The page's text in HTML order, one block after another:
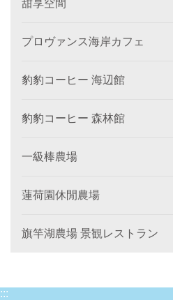
甜享空間
プロヴァンス海岸カフェ
豹豹コーヒー 海辺館
豹豹コーヒー 森林館
一級棒農場
蓮荷園休閒農場
旗竿湖農場 景観レストラン
:::